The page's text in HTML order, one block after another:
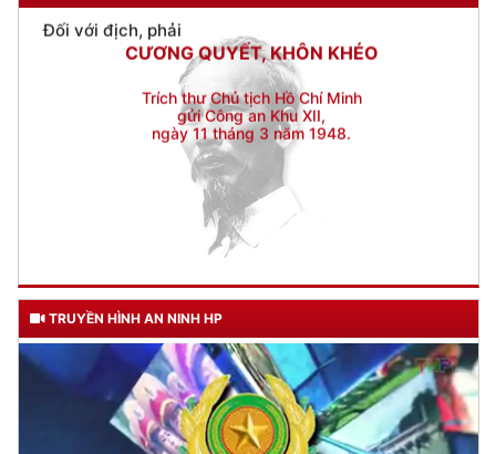
gửi Công an Khu XII,
ngày 11 tháng 3 năm 1948.
TRUYỀN HÌNH AN NINH HP